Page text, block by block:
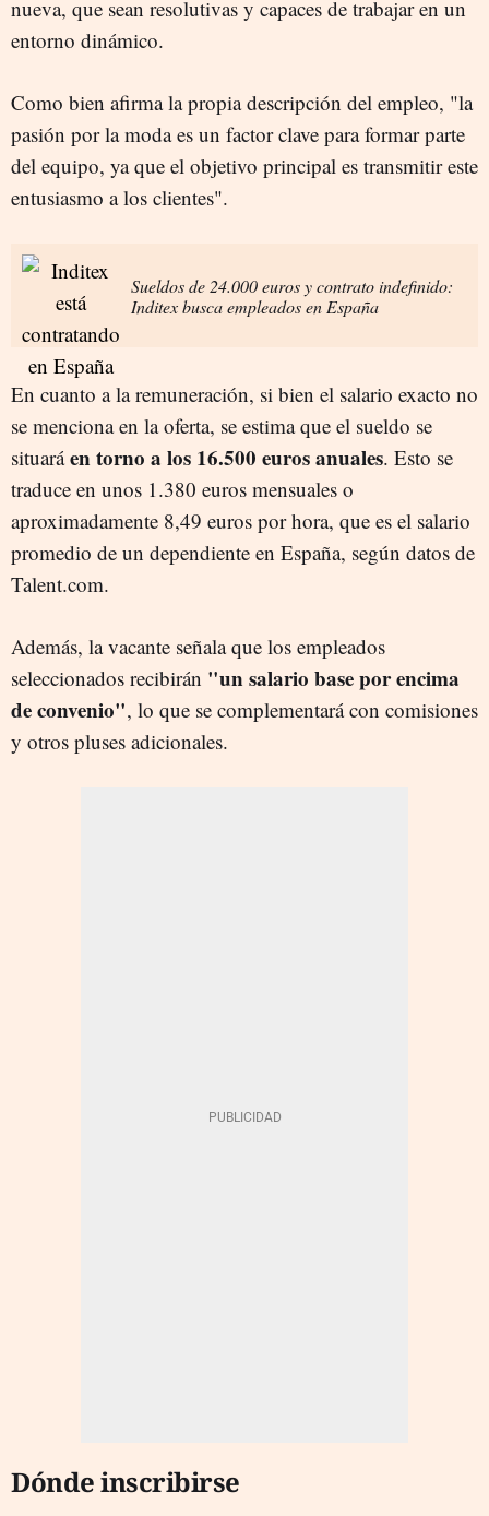
nueva, que sean resolutivas y capaces de trabajar en un
entorno dinámico.
Como bien afirma la propia descripción del empleo, "la
pasión por la moda es un factor clave para formar parte
del equipo, ya que el objetivo principal es transmitir este
entusiasmo a los clientes".
Sueldos de 24.000 euros y contrato indefinido:
Inditex busca empleados en España
En cuanto a la remuneración, si bien el salario exacto no
se menciona en la oferta, se estima que el sueldo se
situaráen torno a los 16.500 euros anuales. Esto se
traduce en unos 1.380 euros mensuales o
aproximadamente 8,49 euros por hora, que es el salario
promedio de un dependiente en España, según datos de
Talent.com.
Además, la vacante señala que los empleados
seleccionados recibirán "un salario base por encima
de convenio", lo que se complementará con comisiones
y otros pluses adicionales.
Dónde inscribirse